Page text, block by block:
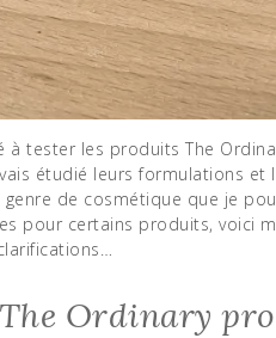
étudié leurs formulations
genre de cosmétique que je
pour certains produits, voici
Ordinary